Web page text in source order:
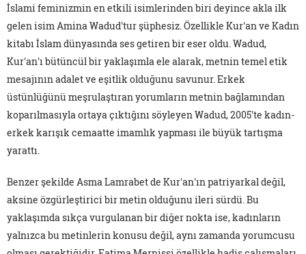
İslami feminizmin en etkili isimlerinden biri deyince akla ilk
gelen isim Amina Wadud'tur şüphesiz. Özellikle Kur'an ve Kadın
kitabı İslam dünyasında ses getiren bir eser oldu. Wadud,
Kur'an'ı bütüncül bir yaklaşımla ele alarak, metnin temel etik
mesajının adalet ve eşitlik olduğunu savunur. Erkek
üstünlüğünü meşrulaştıran yorumların metnin bağlamından
koparılmasıyla ortaya çıktığını söyleyen Wadud, 2005'te kadın-
erkek karışık cemaatte imamlık yapması ile büyük tartışma
yarattı.
Benzer şekilde Asma Lamrabet de Kur'an'ın patriyarkal değil,
aksine özgürleştirici bir metin olduğunu ileri sürdü. Bu
yaklaşımda sıkça vurgulanan bir diğer nokta ise, kadınların
yalnızca bu metinlerin konusu değil, aynı zamanda yorumcusu